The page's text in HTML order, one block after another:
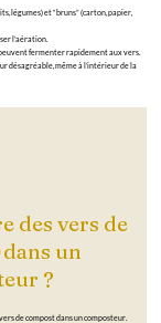
légumes) et “bruns” (carton, papier,
l’aération.
fermenter rapidement aux vers.
désagréable, même à l’intérieur de la
des vers de
un
?
de compost dans un composteur.